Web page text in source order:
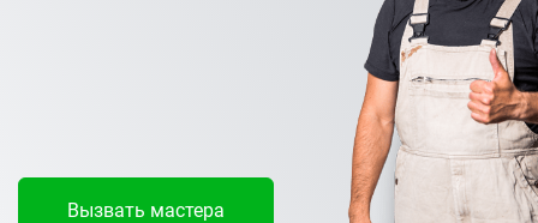
Вызвать мастера